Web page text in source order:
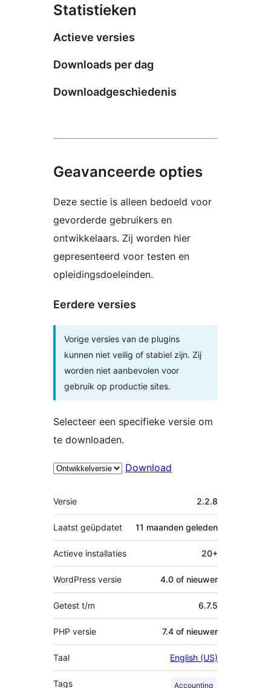
Statistieken
Actieve versies
Downloads per dag
Downloadgeschiedenis
Geavanceerde opties
Deze sectie is alleen bedoeld voor
gevorderde gebruikers en
ontwikkelaars. Zij worden hier
gepresenteerd voor testen en
opleidingsdoeleinden.
Eerdere versies
Vorige versies van de plugins
kunnen niet veilig of stabiel zijn. Zij
worden niet aanbevolen voor
gebruik op productie sites.
Selecteer een specifieke versie om
te downloaden.
Download
Meta
Versie 2.2.8
Laatst geüpdatet 11 maanden geleden
Actieve installaties 20+
WordPress versie 4.0 of nieuwer
Getest t/m 6.7.5
PHP versie 7.4 of nieuwer
Taal English (US)
Tags Accounting